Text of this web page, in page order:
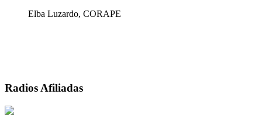
Elba Luzardo, CORAPE
Radios Afiliadas